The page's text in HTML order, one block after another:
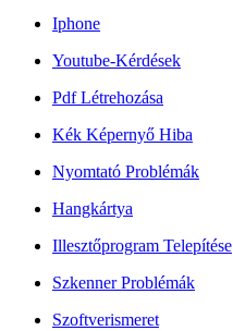
Iphone
Youtube-Kérdések
Pdf Létrehozása
Kék Képernyő Hiba
Nyomtató Problémák
Hangkártya
Illesztőprogram Telepítése
Szkenner Problémák
Szoftverismeret